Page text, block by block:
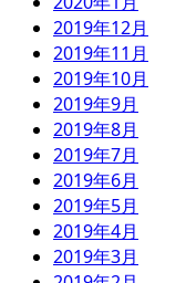
2019年12月
2019年11月
2019年10月
2019年9月
2019年8月
2019年7月
2019年6月
2019年5月
2019年4月
2019年3月